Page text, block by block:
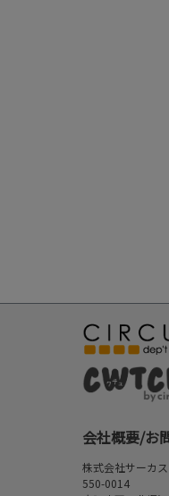
会社概要/お
株式会社サーカス
550-0014